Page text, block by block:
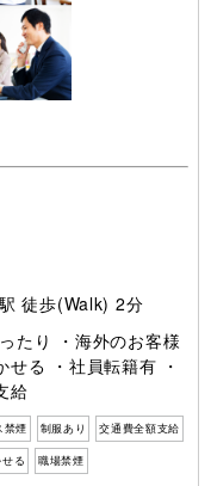
徒歩(Walk) 2分
たり ・海外のお客様
せる ・社員転籍有 ・
給
禁煙 制服あり 交通費全額支給
る 職場禁煙